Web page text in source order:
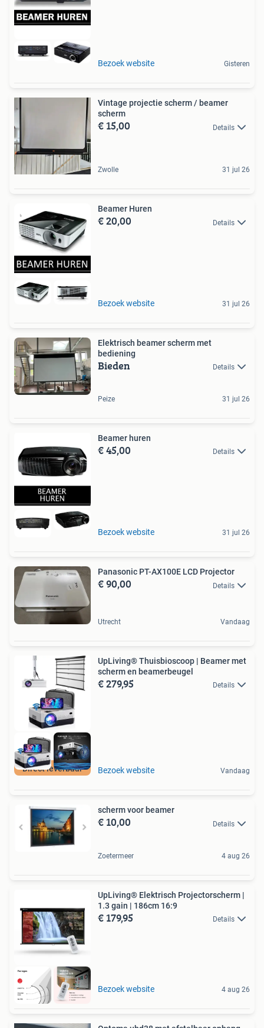
Bezoek website Gisteren
Vintage projectie scherm / beamer
scherm
€ 15,00 Details
Zwolle 31 jul 26
Beamer Huren
€ 20,00 Details
Bezoek website 31 jul 26
Elektrisch beamer scherm met
bediening
Bieden Details
Peize 31 jul 26
Beamer huren
€ 45,00 Details
Bezoek website 31 jul 26
Panasonic PT-AX100E LCD Projector
€ 90,00 Details
Utrecht Vandaag
Direct leverbaar
UpLiving® Thuisbioscoop | Beamer met
scherm en beamerbeugel
€ 279,95 Details
Bezoek website Vandaag
scherm voor beamer
€ 10,00 Details
Zoetermeer 4 aug 26
UpLiving® Elektrisch Projectorscherm |
1.3 gain | 186cm 16:9
€ 179,95 Details
Bezoek website 4 aug 26